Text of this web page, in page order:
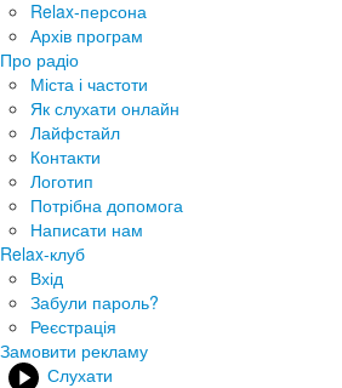
Relax-персона
Архів програм
Про радіо
Міста і частоти
Як слухати онлайн
Лайфстайл
Контакти
Логотип
Потрібна допомога
Написати нам
Relax-клуб
Вхід
Забули пароль?
Реєстрація
Замовити рекламу
Слухати